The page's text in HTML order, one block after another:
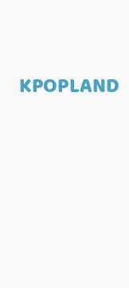
KPOPLAND